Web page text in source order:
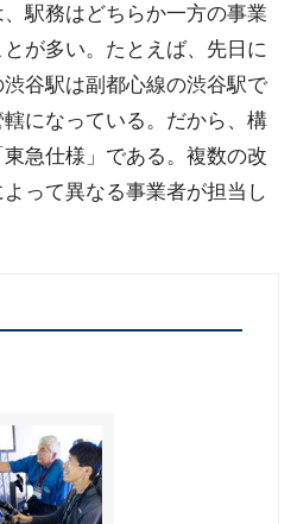
駅務はどちらか一方の事業
が多い。たとえば、先日に
谷駅は副都心線の渋谷駅で
になっている。だから、構
急仕様」である。複数の改
って異なる事業者が担当し